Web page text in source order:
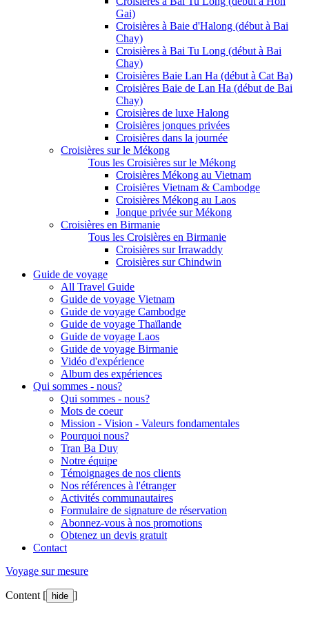
Gai)
Croisières à Baie d'Halong (début à Bai
Chay)
Croisières à Bai Tu Long (début à Bai
Chay)
Croisières Baie Lan Ha (début à Cat Ba)
Croisières Baie de Lan Ha (début de Bai
Chay)
Croisières de luxe Halong
Croisières jonques privées
Croisières dans la journée
Croisières sur le Mékong
Tous les Croisières sur le Mékong
Croisières Mékong au Vietnam
Croisières Vietnam & Cambodge
Croisières Mékong au Laos
Jonque privée sur Mékong
Croisières en Birmanie
Tous les Croisières en Birmanie
Croisières sur Irrawaddy
Croisières sur Chindwin
Guide de voyage
All Travel Guide
Guide de voyage Vietnam
Guide de voyage Cambodge
Guide de voyage Thaïlande
Guide de voyage Laos
Guide de voyage Birmanie
Vidéo d'expérience
Album des expériences
Qui sommes - nous?
Qui sommes - nous?
Mots de coeur
Mission - Vision - Valeurs fondamentales
Pourquoi nous?
Tran Ba Duy
Notre équipe
Témoignages de nos clients
Nos références à l'étranger
Activités communautaires
Formulaire de signature de réservation
Abonnez-vous à nos promotions
Obtenez un devis gratuit
Contact
Voyage sur mesure
Content [ hide ]